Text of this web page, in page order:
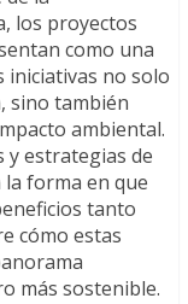
los proyectos
como una
iniciativas no solo
sino también
ambiental.
y estrategias de
forma en que
tanto
cómo estas
más sostenible.